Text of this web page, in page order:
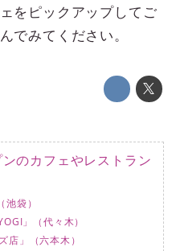
をピックアップしてご
でみてください。
のカフェやレストラン
池袋）
」（代々木）
店」（六本木）